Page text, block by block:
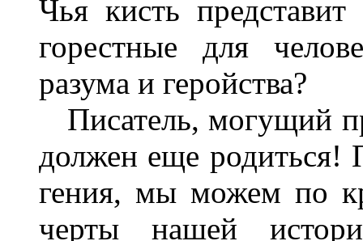
Чья кисть
горестные для
разума и геройства?
Писатель, могущий
должен еще родиться!
гения, мы можем по
черты нашей